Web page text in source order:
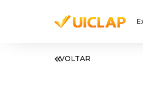
VOLTAR